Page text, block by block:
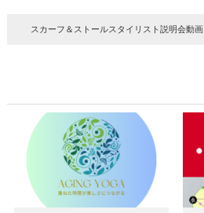
スカーフ＆ストールスタイリスト説明会動画